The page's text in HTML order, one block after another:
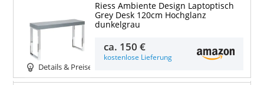
Details & Preise
Riess Ambiente Design Laptoptisch
Grey Desk 120cm Hochglanz
dunkelgrau
ca. 150 €
kostenlose Lieferung